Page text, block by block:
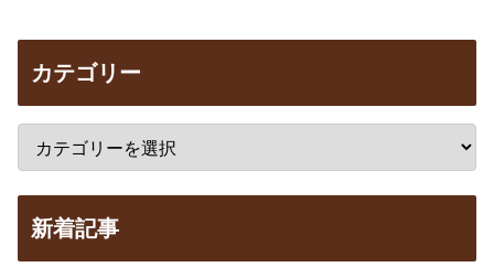
カテゴリー
新着記事